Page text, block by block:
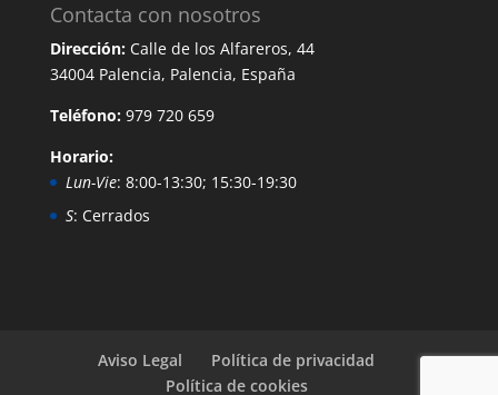
Contacta con nosotros
Dirección:Calle de los Alfareros, 44
34004 Palencia, Palencia, España
Teléfono:979 720 659
Horario:
Lun-Vie: 8:00-13:30; 15:30-19:30
S: Cerrados
Aviso Legal
Política de privacidad
Política de cookies